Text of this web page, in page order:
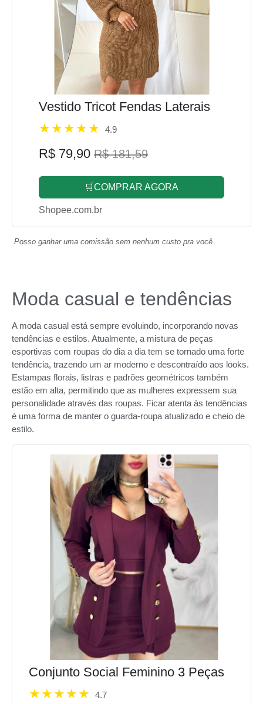
Vestido Tricot Fendas Laterais
4.9
R$ 79,90 R$ 181,59
🛒COMPRAR AGORA
Shopee.com.br
Posso ganhar uma comissão sem nenhum custo pra você.
Moda casual e tendências
A moda casual está sempre evoluindo, incorporando novas
tendências e estilos. Atualmente, a mistura de peças
esportivas com roupas do dia a dia tem se tornado uma forte
tendência, trazendo um ar moderno e descontraído aos looks.
Estampas florais, listras e padrões geométricos também
estão em alta, permitindo que as mulheres expressem sua
personalidade através das roupas. Ficar atenta às tendências
é uma forma de manter o guarda-roupa atualizado e cheio de
estilo.
Conjunto Social Feminino 3 Peças
4.7